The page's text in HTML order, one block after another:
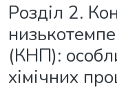
Розділ 2.
(КНП):
хімічних